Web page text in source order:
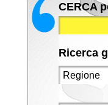
CERCA
Ricerca